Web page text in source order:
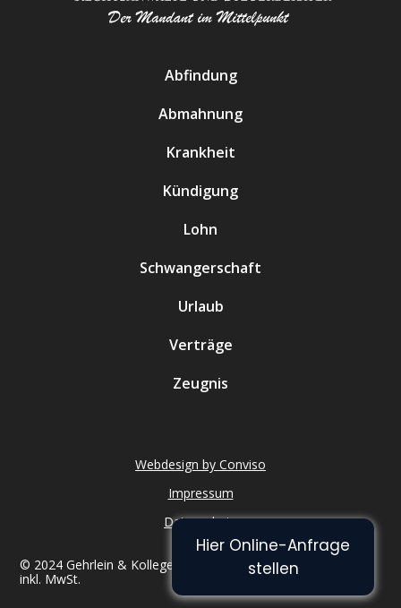
Abfindung
Abmahnung
Krankheit
Kündigung
Lohn
Schwangerschaft
Urlaub
Verträge
Zeugnis
© 2024 Gehrlein & Kollegen. All rights reserved. Alle Preise
inkl. MwSt.
Webdesign by Conviso
Impressum
Datenschutz
Hier Online-Anfrage
stellen